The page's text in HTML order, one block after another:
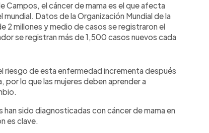
Campos, el cáncer de mama es el que afecta
mundial. Datos de la Organización Mundial de la
2 millones y medio de casos se registraron el
se registran más de 1,500 casos nuevos cada
riesgo de esta enfermedad incrementa después
por lo que las mujeres deben aprender a
han sido diagnosticadas con cáncer de mama en
es clave.